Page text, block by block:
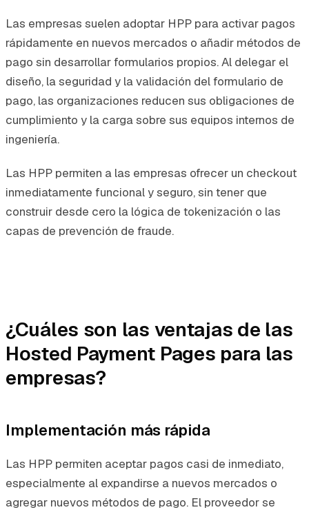
Las empresas suelen adoptar HPP para activar pagos
rápidamente en nuevos mercados o añadir métodos de
pago sin desarrollar formularios propios. Al delegar el
diseño, la seguridad y la validación del formulario de
pago, las organizaciones reducen sus obligaciones de
cumplimiento y la carga sobre sus equipos internos de
ingeniería.
Las HPP permiten a las empresas ofrecer un checkout
inmediatamente funcional y seguro, sin tener que
construir desde cero la lógica de tokenización o las
capas de prevención de fraude.
¿Cuáles son las ventajas de las
Hosted Payment Pages para las
empresas?
Implementación más rápida
Las HPP permiten aceptar pagos casi de inmediato,
especialmente al expandirse a nuevos mercados o
agregar nuevos métodos de pago. El proveedor se